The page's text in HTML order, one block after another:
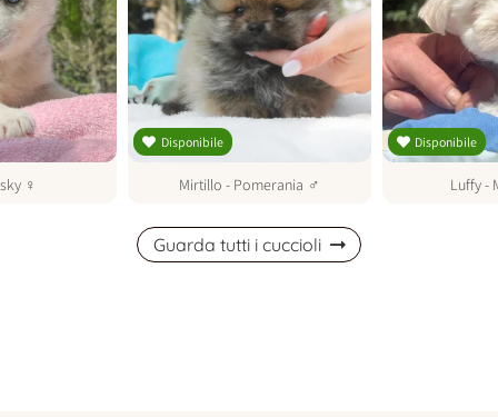
♀
Disponibile
Mirtillo - Pomerania ♂
Disponibile
Luffy-
Guarda tutti i cuccioli